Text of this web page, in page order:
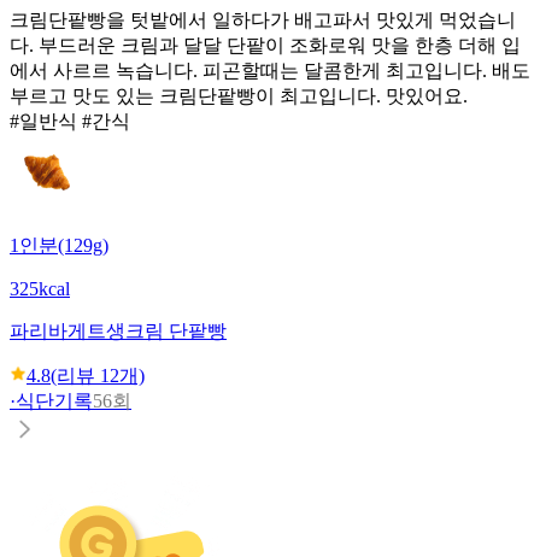
크림단팥빵을 텃밭에서 일하다가 배고파서 맛있게 먹었습니
다. 부드러운 크림과 달달 단팥이 조화로워 맛을 한층 더해 입
에서 사르르 녹습니다. 피곤할때는 달콤한게 최고입니다. 배도
부르고 맛도 있는 크림단팥빵이 최고입니다. 맛있어요.
#일반식 #간식
1인분(129g)
325kcal
파리바게트생크림 단팥빵
4.8(리뷰 12개)
·식단기록56회